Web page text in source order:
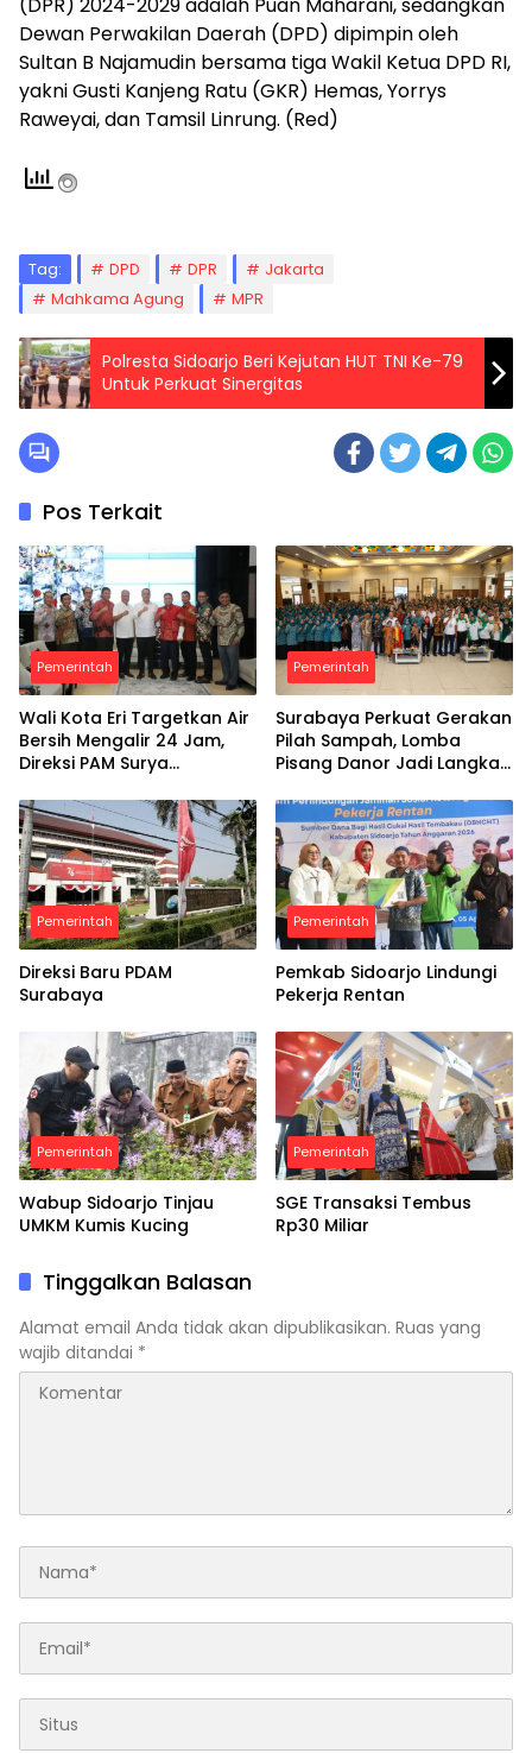
(DPR) 2024-2029 adalah Puan Maharani, sedangkan
Dewan Perwakilan Daerah (DPD) dipimpin oleh
Sultan B Najamudin bersama tiga Wakil Ketua DPD RI,
yakni Gusti Kanjeng Ratu (GKR) Hemas, Yorrys
Raweyai, dan Tamsil Linrung. (Red)
Tag: DPD DPR
Jakarta
Mahkama Agung
MPR
Polresta Sidoarjo Beri Kejutan HUT TNI Ke-79
Untuk Perkuat Sinergitas
Pos Terkait
Pemerintah
Wali Kota Eri Targetkan Air
Bersih Mengalir 24 Jam,
Direksi PAM Surya
Investor
Pemerintah
Surabaya Perkuat Gerakan
Pilah Sampah, Lomba
Pisang Danor Jadi Langkah
Pancasila
Pemerintah
Direksi Baru PDAM
Surabaya
Pemerintah
Pemkab Sidoarjo Lindungi
Pekerja Rentan
Pemerintah
Wabup Sidoarjo Tinjau
UMKM Kumis Kucing
Pemerintah
SGE Transaksi Tembus
Rp30 Miliar
Tinggalkan Balasan
Alamat email Anda tidak akan dipublikasikan. Ruas yang
wajib ditandai *